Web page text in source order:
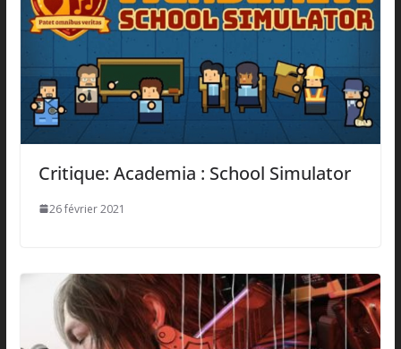
Critique: Academia : School Simulator
26 février 2021